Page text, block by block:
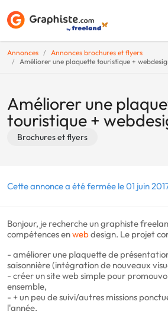
Annonces
Annonces brochures et flyers
Améliorer une plaquette touristique +
Améliorer une
touristique +
Brochures et flyers
Cette annonce a été fermée le 01 juin
Bonjour, je recherche un graphiste
compétences enwebdesign. Le projet
- améliorer une plaquette de
saisonnière (intégration de nouveaux
- créer un site web simple pour
ensemble,
- + un peu de suivi/autres missions
l'année.